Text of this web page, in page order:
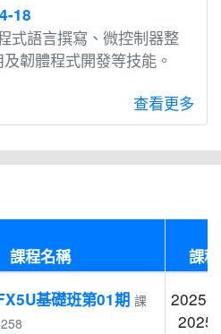
18
式語言撰寫、微控制器整
韌體程式開發等技能。
查看更多
課程名稱
課
基礎班第01期 課
2025-